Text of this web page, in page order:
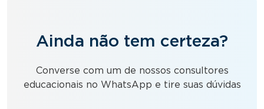
Ainda não tem certeza?
Converse com um de nossos consultores
educacionais no WhatsApp e tire suas dúvidas